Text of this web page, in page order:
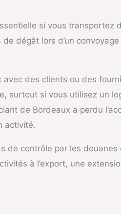
si vous transportez
dégât lors d’un convoyage
des clients ou des
surtout si vous utilisez un
de Bordeaux a perdu
activité.
de contrôle par les douanes
à l’export, une